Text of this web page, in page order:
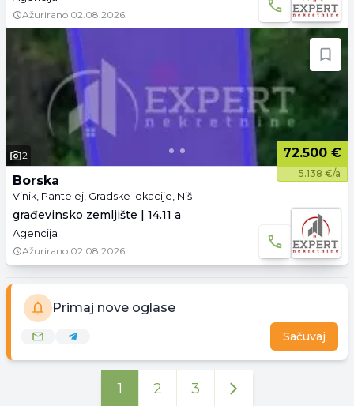
Ažurirano 02.08.2026.
2 72.500 €
5.138 €/a
Borska
Vinik, Pantelej, Gradske lokacije, Niš
građevinsko zemljište | 14.11 a
Agencija
Ažurirano 02.08.2026.
Primaj nove oglase
Sačuvaj
1 2 3